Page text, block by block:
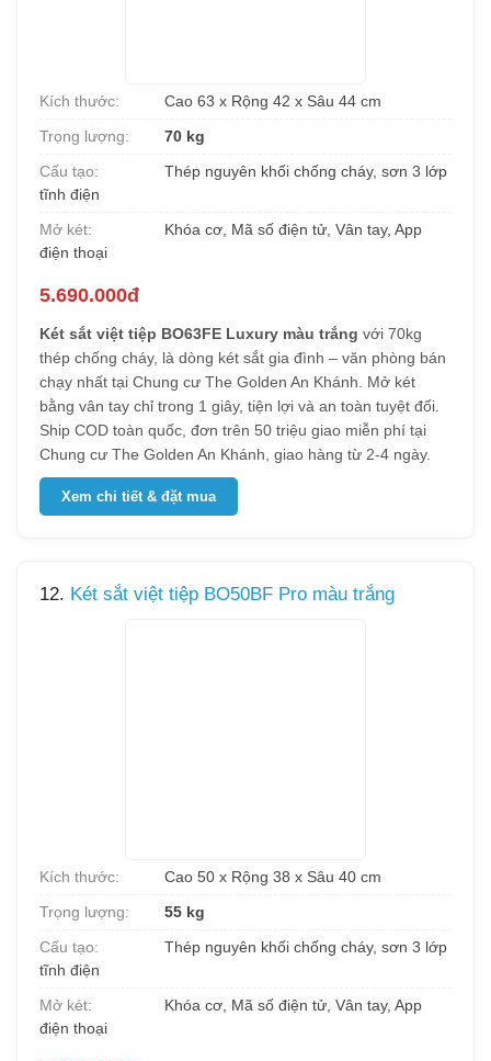
Kích thước:
Cao 63 x Rộng 42 x Sâu 44 cm
Trọng lượng:
70 kg
Cấu tạo:
Thép nguyên khối chống cháy, sơn 3 lớp
tĩnh điện
Mở két:
Khóa cơ, Mã số điện tử, Vân tay, App
điện thoại
5.690.000đ
Két sắt việt tiệp BO63FE Luxury màu trắng với 70kg
thép chống cháy, là dòng két sắt gia đình – văn phòng bán
chạy nhất tại Chung cư The Golden An Khánh. Mở két
bằng vân tay chỉ trong 1 giây, tiện lợi và an toàn tuyệt đối.
Ship COD toàn quốc, đơn trên 50 triệu giao miễn phí tại
Chung cư The Golden An Khánh, giao hàng từ 2-4 ngày.
Xem chi tiết & đặt mua
12. Két sắt việt tiệp BO50BF Pro màu trắng
Kích thước:
Cao 50 x Rộng 38 x Sâu 40 cm
Trọng lượng:
55 kg
Cấu tạo:
Thép nguyên khối chống cháy, sơn 3 lớp
tĩnh điện
Mở két:
Khóa cơ, Mã số điện tử, Vân tay, App
điện thoại